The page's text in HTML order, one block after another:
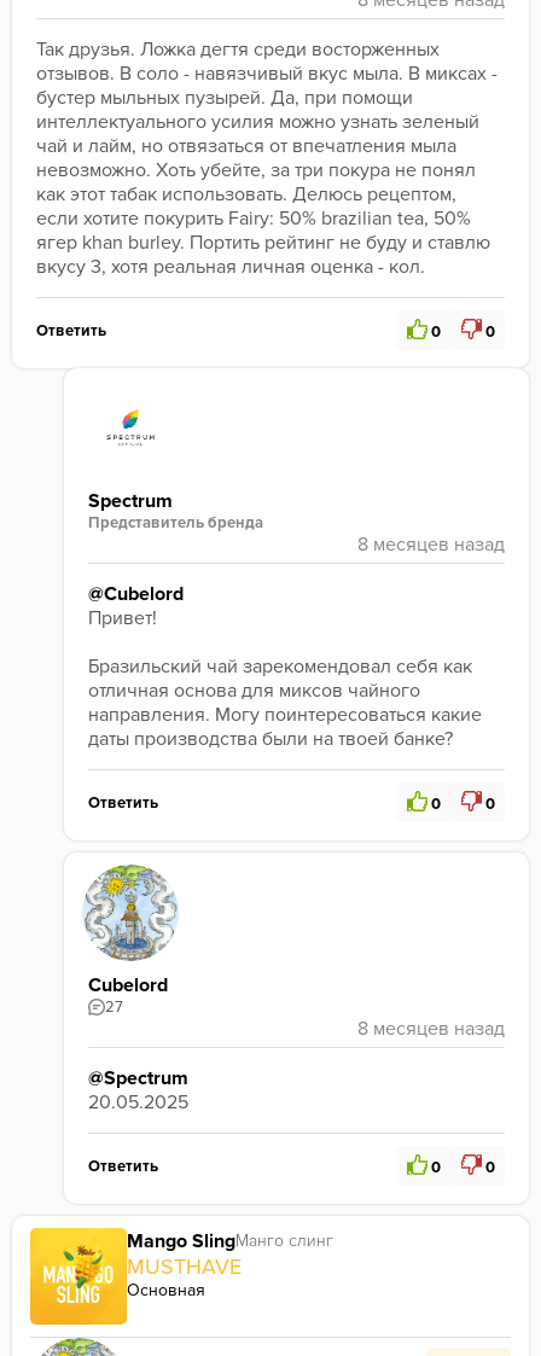
Так друзья. Ложка дегтя среди восторженных
отзывов. В соло - навязчивый вкус мыла. В миксах -
бустер мыльных пузырей. Да, при помощи
интеллектуального усилия можно узнать зеленый
чай и лайм, но отвязаться от впечатления мыла
невозможно. Хоть убейте, за три покура не понял
как этот табак использовать. Делюсь рецептом,
если хотите покурить Fairy: 50% brazilian tea, 50%
ягер khan burley. Портить рейтинг не буду и ставлю
вкусу 3, хотя реальная личная оценка - кол.
Ответить 0 0
Spectrum
Представитель бренда
@Cubelord
Привет!
Бразильский чай зарекомендовал себя как
отличная основа для миксов чайного
направления. Могу поинтересоваться какие
даты производства были на твоей банке?
Ответить 0 0
Cubelord
27
@Spectrum
20.05.2025
Ответить 0 0
Mango SlingМанго слинг
MUSTHAVE
Основная